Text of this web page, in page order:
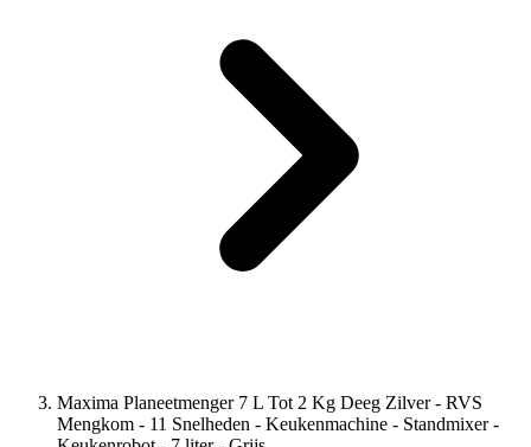
Maxima Planeetmenger 7 L Tot 2 Kg Deeg Zilver - RVS
Mengkom - 11 Snelheden - Keukenmachine - Standmixer -